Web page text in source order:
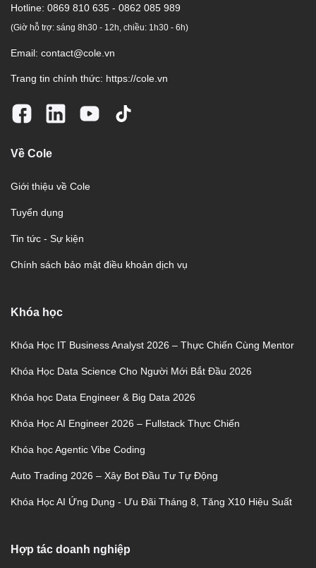
Hotline: 0869 810 635 - 0862 085 989
(Giờ hỗ trợ: sáng 8h30 - 12h, chiều: 1h30 - 6h)
Email: contact@cole.vn
Trang tin chính thức: https://cole.vn
Về Cole
Giới thiệu về Cole
Tuyển dụng
Tin tức - Sự kiện
Chính sách bảo mật điều khoản dịch vụ
Khóa học
Khóa Học IT Business Analyst 2026 – Thực Chiến Cùng Mentor
Khóa Học Data Science Cho Người Mới Bắt Đầu 2026
Khóa học Data Engineer & Big Data 2026
Khóa Học AI Engineer 2026 – Fullstack Thực Chiến
Khóa học Agentic Vibe Coding
Auto Trading 2026 – Xây Bot Đầu Tư Tự Động
Khóa Học AI Ứng Dụng - Ưu Đãi Tháng 8, Tăng X10 Hiệu Suất
Hợp tác doanh nghiệp